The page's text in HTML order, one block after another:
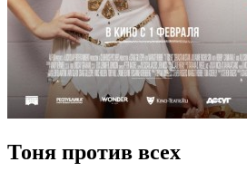
Тоня против всех